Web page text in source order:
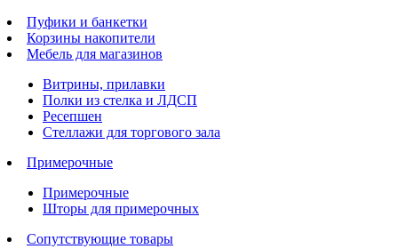
Пуфики и банкетки
Корзины накопители
Мебель для магазинов
Витрины, прилавки
Полки из стелка и ЛДСП
Ресепшен
Стеллажи для торгового зала
Примерочные
Примерочные
Шторы для примерочных
Сопутствующие товары